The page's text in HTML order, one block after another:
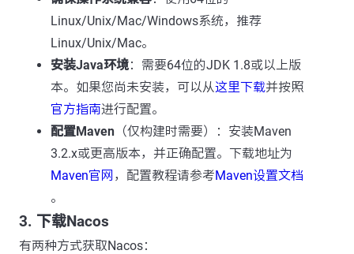
Linux/Unix/Mac/Windows系统，推荐
Linux/Unix/Mac。
安装Java环境：需要64位的JDK 1.8或以上版
本。如果您尚未安装，可以从这里下载并按照
官方指南进行配置。
配置Maven （仅构建时需要）：安装Maven
3.2.x或更高版本，并正确配置。下载地址为
Maven官网 ，配置教程请参考Maven设置文档
。
3. 下载Nacos
有两种方式获取Nacos：